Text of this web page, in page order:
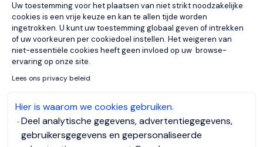
Uw toestemming voor het plaatsen van niet strikt noodzakelijke
cookies is een vrije keuze en kan te allen tijde worden
ingetrokken. U kunt uw toestemming globaal geven of intrekken
of uw voorkeuren per cookiedoel instellen. Het weigeren van
niet-essentiële cookies heeft geen invloed op uw browse-
ervaring op onze site.
Lees ons privacy beleid
Hier is waarom we cookies gebruiken.
Deel analytische gegevens, advertentiegegevens,
gebruikersgegevens en gepersonaliseerde